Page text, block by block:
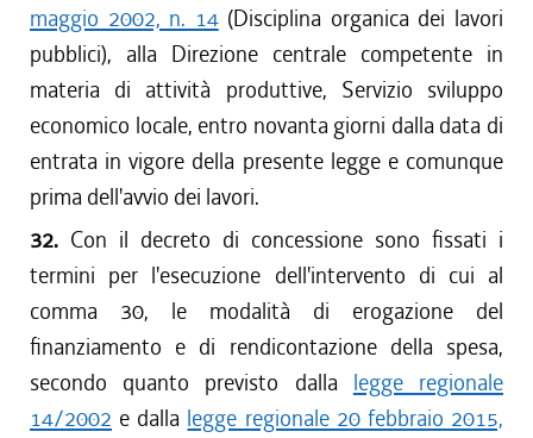
maggio 2002, n. 14(Disciplina organica dei lavori
pubblici), alla Direzione centrale competente in
materia di attività produttive, Servizio sviluppo
economico locale, entro novanta giorni dalla data di
entrata in vigore della presente legge e comunque
prima dell'avvio dei lavori.
32. Con il decreto di concessione sono fissati i
termini per l'esecuzione dell'intervento di cui al
comma 30, le modalità di erogazione del
finanziamento e di rendicontazione della spesa,
secondo quanto previsto dalla legge regionale
14/2002 e dalla legge regionale 20 febbraio 2015,